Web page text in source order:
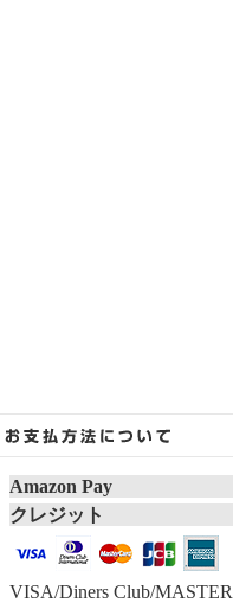
Amazon Pay
クレジット
VISA/Diners Club/